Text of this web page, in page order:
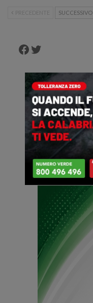
PRECEDENTE SUCCESSIVO
Facebook
Twitter